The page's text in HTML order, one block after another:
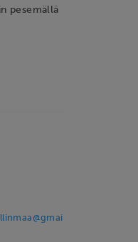
pesemällä